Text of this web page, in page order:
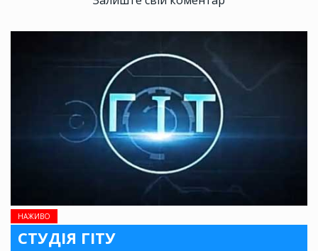
НАЖИВО
СТУДІЯ ГІТУ